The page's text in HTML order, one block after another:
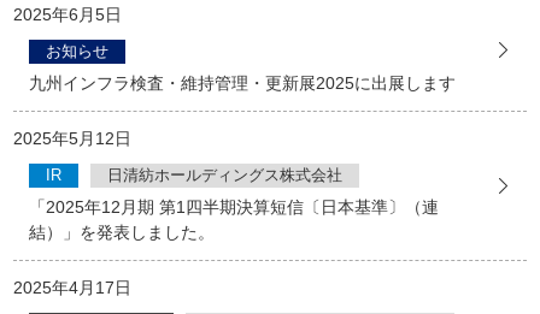
2025年6月5日
お知らせ
九州インフラ検査・維持管理・更新展2025に出展します
2025年5月12日
IR 日清紡ホールディングス株式会社
「2025年12月期 第1四半期決算短信〔日本基準〕（連
結）」を発表しました。
2025年4月17日